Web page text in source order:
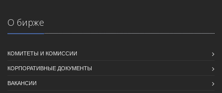
О бирже
КОМИТЕТЫ И КОМИССИИ
КОРПОРАТИВНЫЕ ДОКУМЕНТЫ
ВАКАНСИИ